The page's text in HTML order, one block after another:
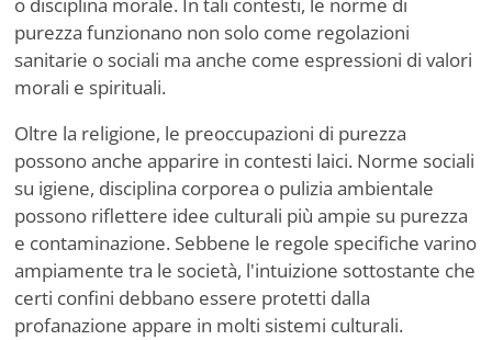
o disciplina morale. In tali contesti, le norme di
purezza funzionano non solo come regolazioni
sanitarie o sociali ma anche come espressioni di valori
morali e spirituali.
Oltre la religione, le preoccupazioni di purezza
possono anche apparire in contesti laici. Norme sociali
su igiene, disciplina corporea o pulizia ambientale
possono riflettere idee culturali più ampie su purezza
e contaminazione. Sebbene le regole specifiche varino
ampiamente tra le società, l'intuizione sottostante che
certi confini debbano essere protetti dalla
profanazione appare in molti sistemi culturali.